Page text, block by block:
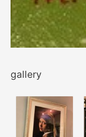
gallery